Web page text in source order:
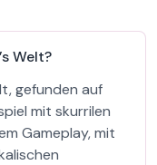
Welt?
gefunden auf
mit skurrilen
Gameplay, mit